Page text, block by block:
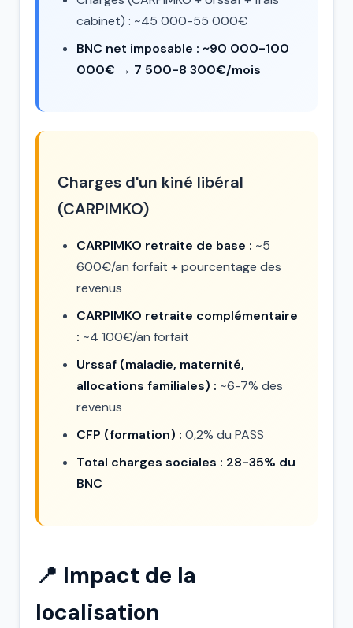
cabinet) : ~45 000-55 000€
BNC net imposable : ~90 000-100
000€ → 7 500-8 300€/mois
Charges d'un kiné libéral
(CARPIMKO)
CARPIMKO retraite de base : ~5
600€/an forfait + pourcentage des
revenus
CARPIMKO retraite complémentaire
: ~4 100€/an forfait
Urssaf (maladie, maternité,
allocations familiales) : ~6-7% des
revenus
CFP (formation) : 0,2% du PASS
Total charges sociales : 28-35% du
BNC
📍 Impact de la
localisation